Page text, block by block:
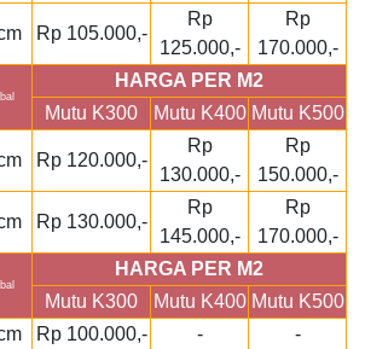
Rp 105.000,-
Rp
125.000,-
Rp
170.000,-
HARGA PER M2
Mutu K300
Mutu K400 Mutu K500
Rp 120.000,-
Rp
130.000,-
Rp
150.000,-
Rp 130.000,-
Rp
145.000,-
Rp
170.000,-
HARGA PER M2
Mutu K300
Mutu K400 Mutu K500
Rp 100.000,- -
-